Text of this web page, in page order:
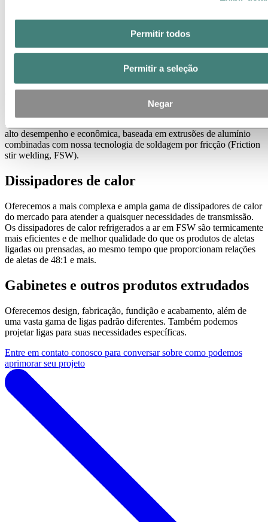
Permitir todos
Permitir a seleção
Negar
nossas caixas de motor e dos barramentos em suas cadeias de
A Hydro oferece tecnologias e componentes para resfriar ou
proteger equipamentos na cadeia de suprimento de energia, tais
Tecnologia avançada de resfriamento
alto desempenho e econômica, baseada em extrusões de alumínio
combinadas com nossa tecnologia de soldagem por fricção (Friction
stir welding, FSW).
Dissipadores de calor
Oferecemos a mais complexa e ampla gama de dissipadores de calor
do mercado para atender a quaisquer necessidades de transmissão.
Os dissipadores de calor refrigerados a ar em FSW são termicamente
mais eficientes e de melhor qualidade do que os produtos de aletas
ligadas ou prensadas, ao mesmo tempo que proporcionam relações
de aletas de 48:1 e mais.
Gabinetes e outros produtos extrudados
Oferecemos design, fabricação, fundição e acabamento, além de
uma vasta gama de ligas padrão diferentes. Também podemos
projetar ligas para suas necessidades específicas.
Entre em contato conosco para conversar sobre como podemos
aprimorar seu projeto